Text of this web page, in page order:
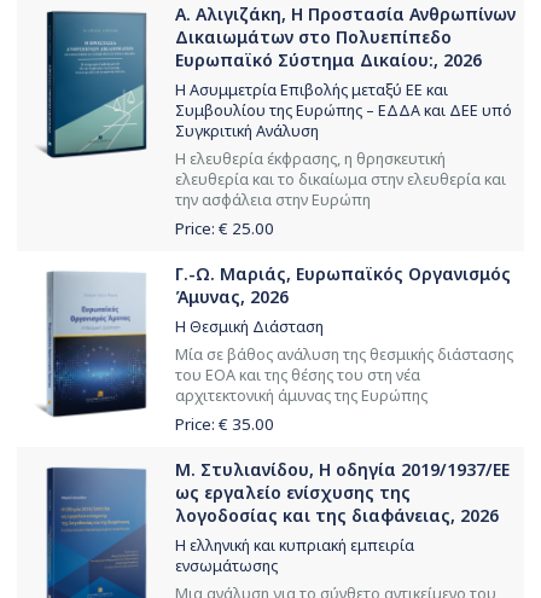
Α. Αλιγιζάκη, Η Προστασία Ανθρωπίνων
Δικαιωμάτων στο Πολυεπίπεδο
Ευρωπαϊκό Σύστημα Δικαίου:, 2026
Η Ασυμμετρία Επιβολής μεταξύ ΕΕ και
Συμβουλίου της Ευρώπης – ΕΔΔΑ και ΔΕΕ υπό
Συγκριτική Ανάλυση
Η ελευθερία έκφρασης, η θρησκευτική
ελευθερία και το δικαίωμα στην ελευθερία και
την ασφάλεια στην Ευρώπη
Price: € 25.00
Γ.-Ω. Μαριάς, Ευρωπαϊκός Οργανισμός
Άμυνας, 2026
Η Θεσμική Διάσταση
Μία σε βάθος ανάλυση της θεσμικής διάστασης
του ΕΟΑ και της θέσης του στη νέα
αρχιτεκτονική άμυνας της Ευρώπης
Price: € 35.00
Μ. Στυλιανίδου, Η οδηγία 2019/1937/ΕΕ
ως εργαλείο ενίσχυσης της
λογοδοσίας και της διαφάνειας, 2026
Η ελληνική και κυπριακή εμπειρία
ενσωμάτωσης